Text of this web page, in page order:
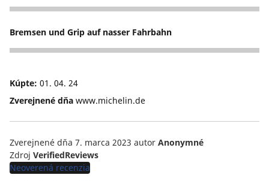
5
Bremsen und Grip auf nasser Fahrbahn
4
Kúpte: 01. 04. 24
Zverejnené dňa www.michelin.de
Zverejnené dňa 7. marca 2023 autor Anonymné
Zdroj VerifiedReviews
Neoverená recenzia